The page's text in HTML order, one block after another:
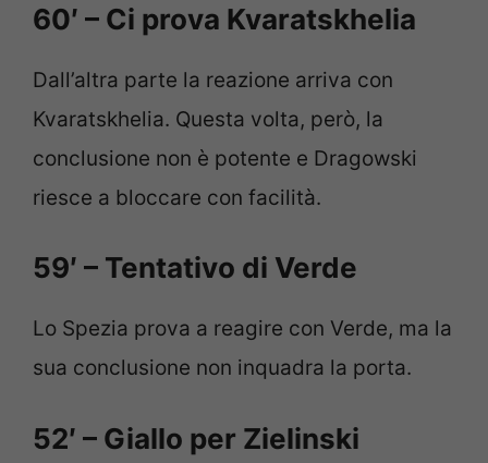
60′ – Ci prova Kvaratskhelia
Dall’altra parte la reazione arriva con
Kvaratskhelia. Questa volta, però, la
conclusione non è potente e Dragowski
riesce a bloccare con facilità.
59′ – Tentativo di Verde
Lo Spezia prova a reagire con Verde, ma la
sua conclusione non inquadra la porta.
52′ – Giallo per Zielinski